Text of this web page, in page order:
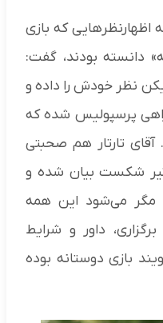
اظهارنظرهایی که بازی
دانسته بودند، گفت:
نظر خودش را داده و
پرسپولیس شده که
تارتار هم صحبتی
شکست بیان شده و
مگر می‌شود این همه
داور و شرایط
بازی دوستانه بوده